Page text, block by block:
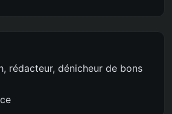
rédacteur, dénicheur de bons